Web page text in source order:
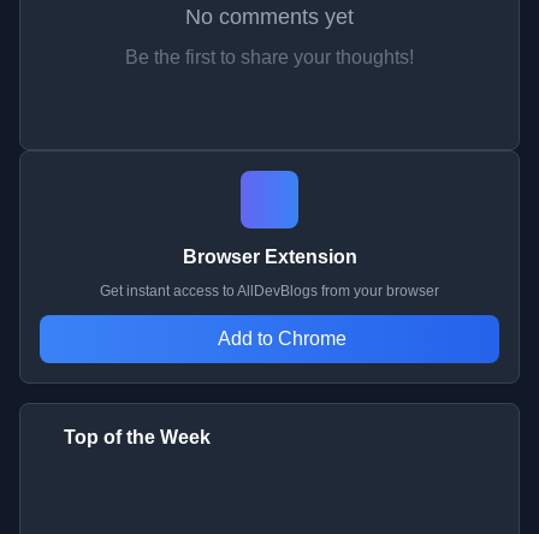
No comments yet
Be the first to share your thoughts!
Browser Extension
Get instant access to AllDevBlogs from your browser
Add to Chrome
Top of the Week